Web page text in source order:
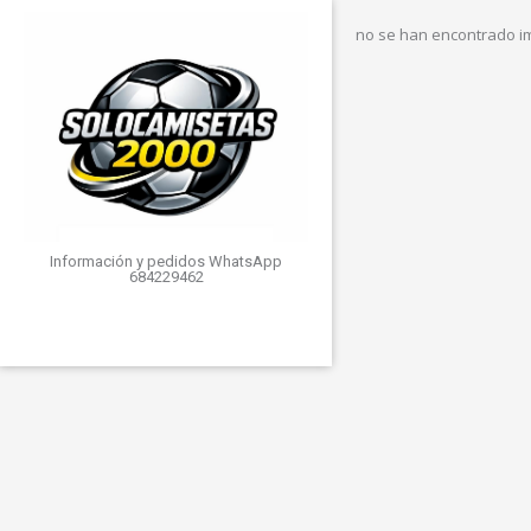
Información y pedidos WhatsApp
684229462
no se han encontrado